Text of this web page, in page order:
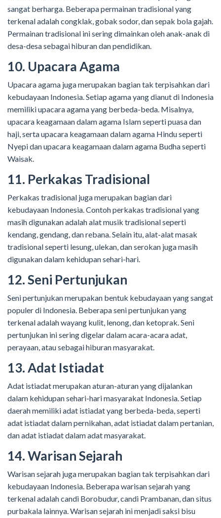
sangat berharga. Beberapa permainan tradisional yang
terkenal adalah congklak, gobak sodor, dan sepak bola gajah.
Permainan tradisional ini sering dimainkan oleh anak-anak di
desa-desa sebagai hiburan dan pendidikan.
10. Upacara Agama
Upacara agama juga merupakan bagian tak terpisahkan dari
kebudayaan Indonesia. Setiap agama yang dianut di Indonesia
memiliki upacara agama yang berbeda-beda. Misalnya,
upacara keagamaan dalam agama Islam seperti puasa dan
haji, serta upacara keagamaan dalam agama Hindu seperti
Nyepi dan upacara keagamaan dalam agama Budha seperti
Waisak.
11. Perkakas Tradisional
Perkakas tradisional juga merupakan bagian dari
kebudayaan Indonesia. Contoh perkakas tradisional yang
masih digunakan adalah alat musik tradisional seperti
kendang, gendang, dan rebana. Selain itu, alat-alat masak
tradisional seperti lesung, ulekan, dan serokan juga masih
digunakan dalam kehidupan sehari-hari.
12. Seni Pertunjukan
Seni pertunjukan merupakan bentuk kebudayaan yang sangat
populer di Indonesia. Beberapa seni pertunjukan yang
terkenal adalah wayang kulit, lenong, dan ketoprak. Seni
pertunjukan ini sering digelar dalam acara-acara adat,
perayaan, atau sebagai hiburan masyarakat.
13. Adat Istiadat
Adat istiadat merupakan aturan-aturan yang dijalankan
dalam kehidupan sehari-hari masyarakat Indonesia. Setiap
daerah memiliki adat istiadat yang berbeda-beda, seperti
adat istiadat dalam pernikahan, adat istiadat dalam pertanian,
dan adat istiadat dalam adat masyarakat.
14. Warisan Sejarah
Warisan sejarah juga merupakan bagian tak terpisahkan dari
kebudayaan Indonesia. Beberapa warisan sejarah yang
terkenal adalah candi Borobudur, candi Prambanan, dan situs
purbakala lainnya. Warisan sejarah ini menjadi saksi bisu